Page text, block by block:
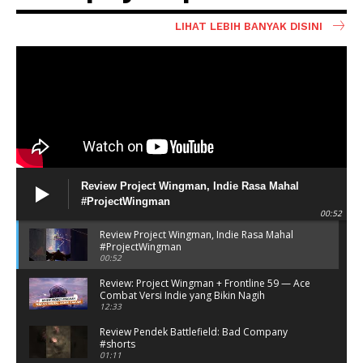
LIHAT LEBIH BANYAK DISINI
Review Project Wingman, Indie Rasa Mahal
#ProjectWingman
00:52
Review Project Wingman, Indie Rasa Mahal
#ProjectWingman
00:52
Review: Project Wingman + Frontline 59 — Ace
Combat Versi Indie yang Bikin Nagih
12:33
Review Pendek Battlefield: Bad Company
#shorts
01:11